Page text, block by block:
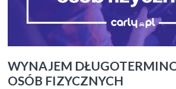
WYNAJEM
OSÓB FIZYCZNYCH